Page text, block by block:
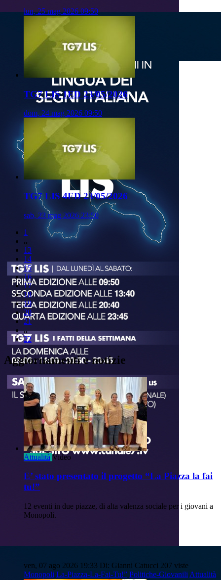
lun, 25 mag 2026 09:50
TG7 LIS 1ED 23/05/2026
dom, 24 mag 2026 09:50
TG7 LIS 4ED 23/05/2026
sab, 23 mag 2026 23:50
1
..
13
14
15
16
17
18
19
20
21
..
22
Aggiornamenti e notizie
Attualità Video
E’ stato presentato il progetto “La Piazza la fai
tu!”
12 eventi in due piazze, di alta valenza sociale per i giovani a
Monopoli.
ven, 07 ago 2026 19:33 Di: Gianni Catucci 207 viste
Monopoli La-Piazza-La-Fai-Tu!” Politiche-Giovanili Attualità